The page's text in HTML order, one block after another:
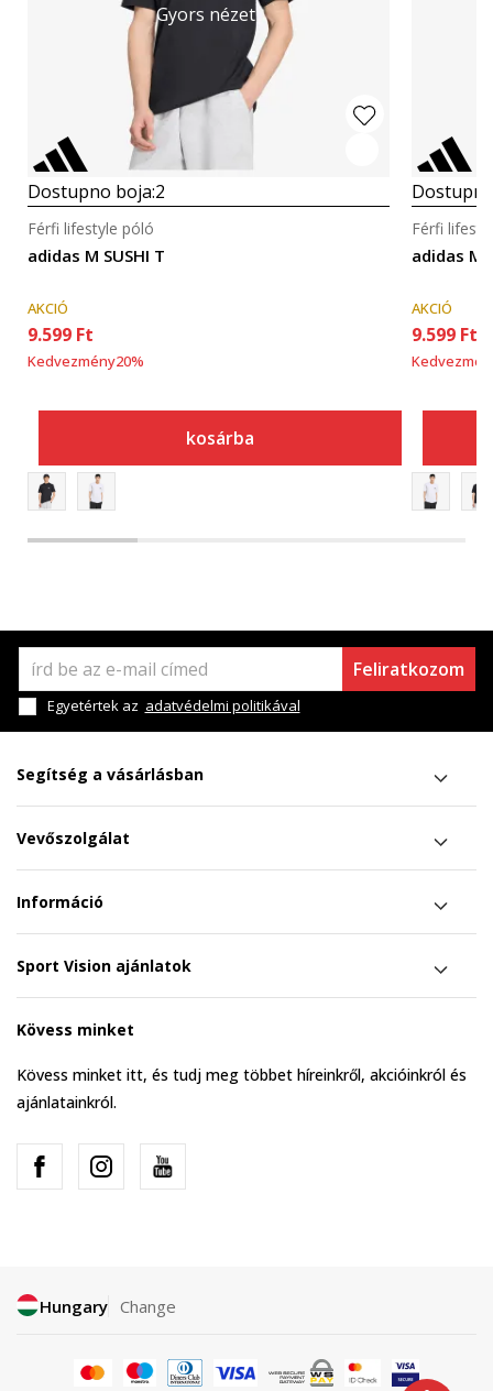
Gyors nézet
Dostupno boja:2
adidas M SUSHI T
Férfi lifestyle póló
AKCIÓ
9.599 Ft
Kedvezmény20%
kosárba
adidas M
Férfi
AKCIÓ
9.599 Ft
Feliratkozom
Egyetértek az adatvédelmi politikával
Segítség a vásárlásban
Vevőszolgálat
Információ
Sport Vision ajánlatok
Kövess minket
Kövess minket itt, és tudj meg többet híreinkről, akcióinkról és
ajánlatainkról.
Hungary Change